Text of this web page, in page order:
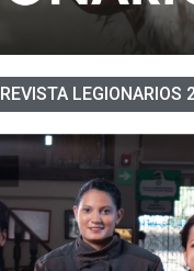
REVISTA LEGIONARIOS